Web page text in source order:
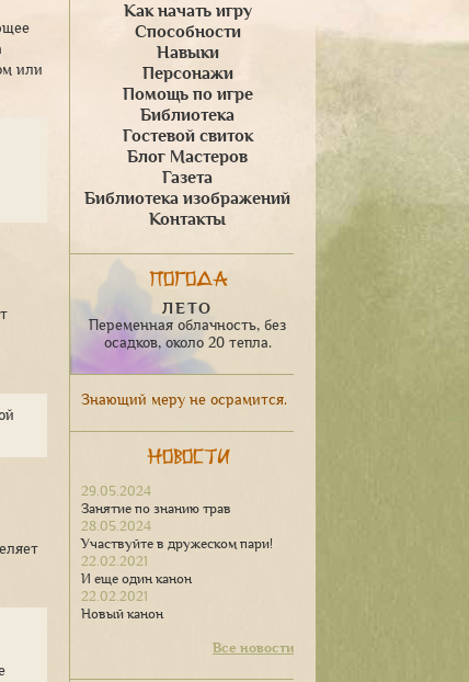
Как начать игру
Способности
Навыки
Персонажи
Помощь по игре
Библиотека
Гостевой свиток
Блог Мастеров
Газета
Библиотека изображений
Контакты
Погода
ЛЕТО
Переменная облачность, без
осадков, около 20 тепла.
Знающий меру не осрамится.
Новости
29.05.2024
Занятие по знанию трав
28.05.2024
Участвуйте в дружеском пари!
22.02.2021
И еще один канон
22.02.2021
Новый канон
Все новости
или